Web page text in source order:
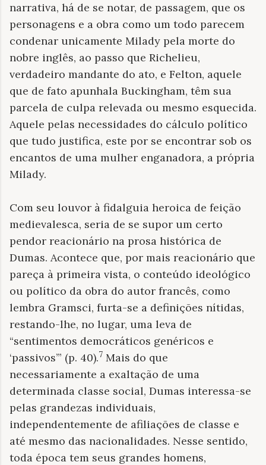
narrativa, há de se notar, de passagem, que os
personagens e a obra como um todo parecem
condenar unicamente Milady pela morte do
nobre inglês, ao passo que Richelieu,
verdadeiro mandante do ato, e Felton, aquele
que de fato apunhala Buckingham, têm sua
parcela de culpa relevada ou mesmo esquecida.
Aquele pelas necessidades do cálculo político
que tudo justifica, este por se encontrar sob os
encantos de uma mulher enganadora, a própria
Milady.
Com seu louvor à fidalguia heroica de feição
medievalesca, seria de se supor um certo
pendor reacionário na prosa histórica de
Dumas. Acontece que, por mais reacionário que
pareça à primeira vista, o conteúdo ideológico
ou político da obra do autor francês, como
lembra Gramsci, furta-se a definições nítidas,
restando-lhe, no lugar, uma leva de
“sentimentos democráticos genéricos e
‘passivos’” (p. 40).7 Mais do que
necessariamente a exaltação de uma
determinada classe social, Dumas interessa-se
pelas grandezas individuais,
independentemente de afiliações de classe e
até mesmo das nacionalidades. Nesse sentido,
toda época tem seus grandes homens,